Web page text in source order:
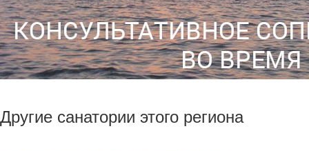
Другие санатории этого региона